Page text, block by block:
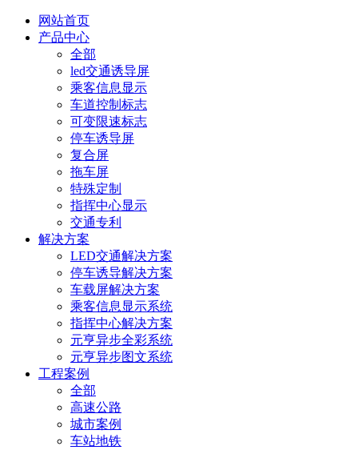
网站首页
产品中心
全部
led交通诱导屏
乘客信息显示
车道控制标志
可变限速标志
停车诱导屏
复合屏
拖车屏
特殊定制
指挥中心显示
交通专利
解决方案
LED交通解决方案
停车诱导解决方案
车载屏解决方案
乘客信息显示系统
指挥中心解决方案
元亨异步全彩系统
元亨异步图文系统
工程案例
全部
高速公路
城市案例
车站地铁